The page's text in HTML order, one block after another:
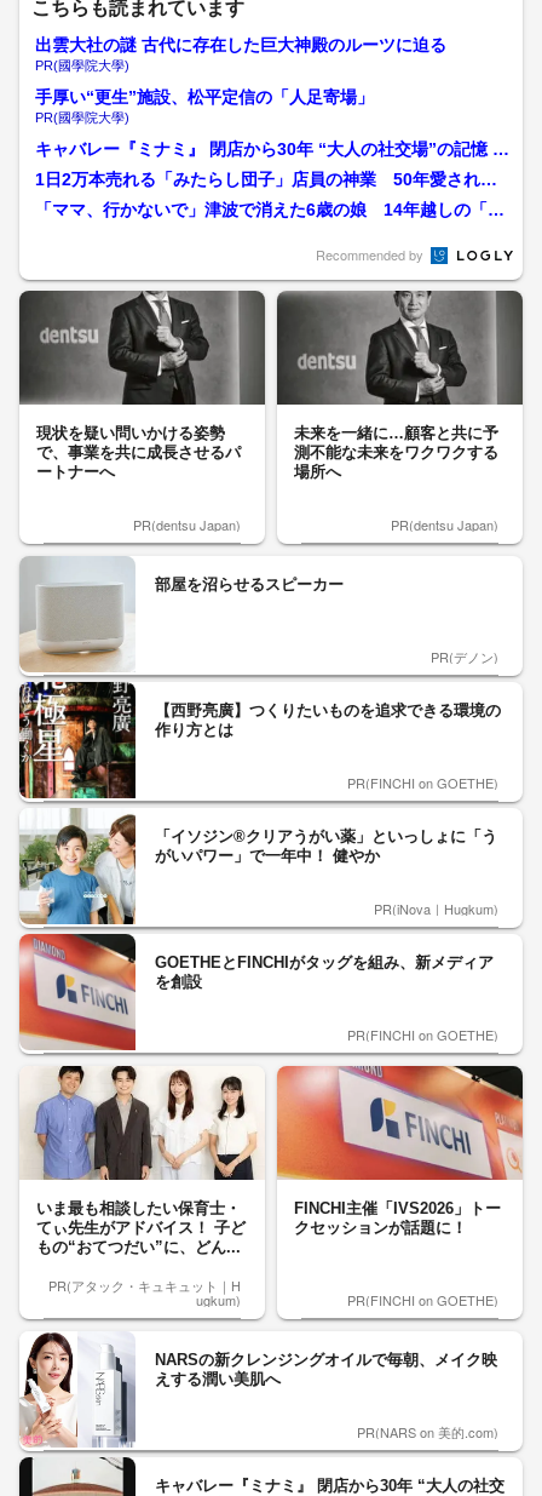
こちらも読まれています
出雲大社の謎 古代に存在した巨大神殿のルーツに迫る
PR(國學院大學)
手厚い“更生”施設、松平定信の「人足寄場」
PR(國學院大學)
キャバレー『ミナミ』 閉店から30年 “大人の社交場”の記憶 か
つては...
1日2万本売れる「みたらし団子」店員の神業 50年愛され
た“いか焼き”を復活させ...
「ママ、行かないで」津波で消えた6歳の娘 14年越しの「お
Recommended by
現状を疑い問いかける姿勢
で、事業を共に成長させるパ
ートナーへ
PR(dentsu Japan)
未来を一緒に…顧客と共に予
測不能な未来をワクワクする
場所へ
PR(dentsu Japan)
部屋を沼らせるスピーカー
PR(デノン)
【西野亮廣】つくりたいものを追求できる環境の
作り方とは
PR(FINCHI on GOETHE)
「イソジン®クリアうがい薬」といっしょに「う
がいパワー」で一年中！ 健やか
PR(iNova｜Hugkum)
GOETHEとFINCHIがタッグを組み、新メディア
を創設
PR(FINCHI on GOETHE)
いま最も相談したい保育士・
てぃ先生がアドバイス！ 子ど
もの“おてつだい”に、どん...
PR(アタック・キュキュット｜H
ugkum)
FINCHI主催「IVS2026」トー
クセッションが話題に！
PR(FINCHI on GOETHE)
NARSの新クレンジングオイルで毎朝、メイク映
えする潤い美肌へ
PR(NARS on 美的.com)
キャバレー『ミナミ』 閉店から30年 “大人の社交